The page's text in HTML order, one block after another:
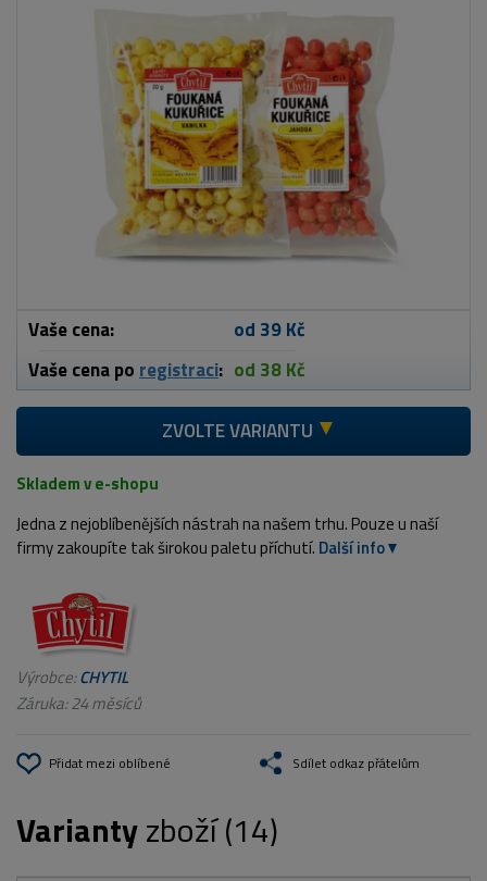
Vaše cena:
od 39 Kč
Vaše cena po registraci: od 38 Kč
ZVOLTE VARIANTU
Skladem v e-shopu
Jedna z nejoblíbenějších nástrah na našem trhu. Pouze u naší
firmy zakoupíte tak širokou paletu příchutí. Další info
Výrobce:CHYTIL
Záruka: 24 měsíců
Přidat mezi oblíbené Sdílet odkaz přátelům
Variantyzboží (14)